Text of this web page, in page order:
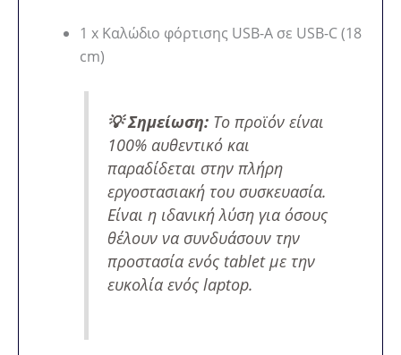
1 x Καλώδιο φόρτισης USB-A σε USB-C (18
cm)
💡 Σημείωση:Το προϊόν είναι
100% αυθεντικό και
παραδίδεται στην πλήρη
εργοστασιακή του συσκευασία.
Είναι η ιδανική λύση για όσους
θέλουν να συνδυάσουν την
προστασία ενός tablet με την
ευκολία ενός laptop.